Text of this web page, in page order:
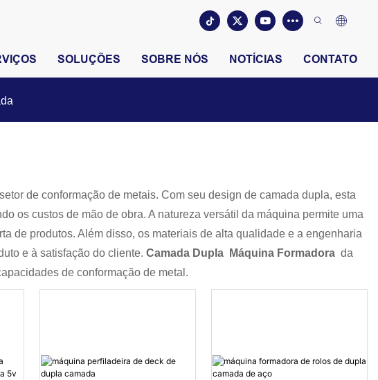
SOLUÇÕES SOBRE NÓS NOTÍCIAS CONTATO
de conformação de metais. Com seu design de camada dupla, esta
os custos de mão de obra. A natureza versátil da máquina permite uma
de produtos. Além disso, os materiais de alta qualidade e a engenharia
e à satisfação do cliente. Camada Dupla Máquina Formadora da
de conformação de metal.